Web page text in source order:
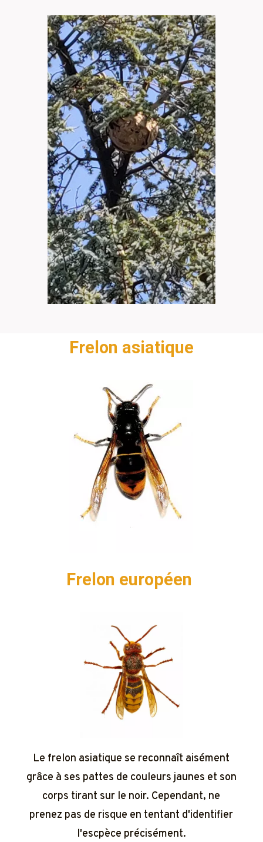
Frelon asiatique
Frelon européen
Le frelon asiatique se reconnaît aisément
grâce à ses pattes de couleurs jaunes et son
corps tirant sur le noir. Cependant, ne
prenez pas de risque en tentant d'identifier
l'escpèce précisément.